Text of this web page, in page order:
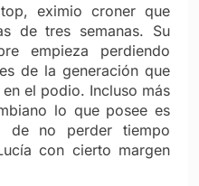
eximio croner que
de tres semanas. Su
empieza perdiendo
de la generación que
el podio. Incluso más
lo que posee es
de no perder tiempo
con cierto margen